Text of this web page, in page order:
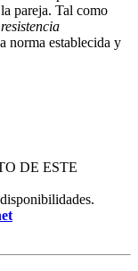
pareja. Tal como
norma establecida y
DE ESTE